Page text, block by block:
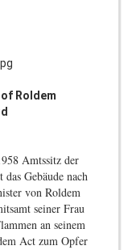
Roldem
Amtssitz der
Gebäude nach
von Roldem
seiner Frau
an seinem
Act zum Opfer